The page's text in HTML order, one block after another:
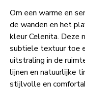
Om een warme en
de wanden en het
kleur Celenita. Deze
subtiele textuur toe
uitstraling in de
lijnen en natuurlijke
stijlvolle en